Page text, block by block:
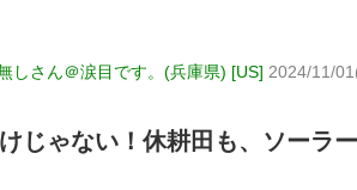
しさん＠涙目です。(兵庫県) [US] 2024/11/
じゃない！休耕田も、ソーラ